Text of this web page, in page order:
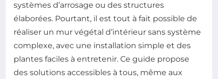
systèmes d’arrosage ou des structures
élaborées. Pourtant, il est tout à fait possible de
réaliser un mur végétal d’intérieur sans système
complexe, avec une installation simple et des
plantes faciles à entretenir. Ce guide propose
des solutions accessibles à tous, même aux